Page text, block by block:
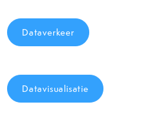
Dataverkeer
Datavisualisatie